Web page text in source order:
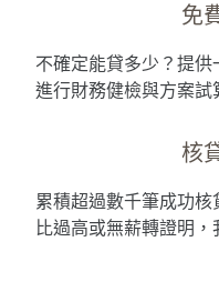
免
不確定能貸多少？提
進行財務健檢與方案試
核
累積超過數千筆成功
比過高或無薪轉證明